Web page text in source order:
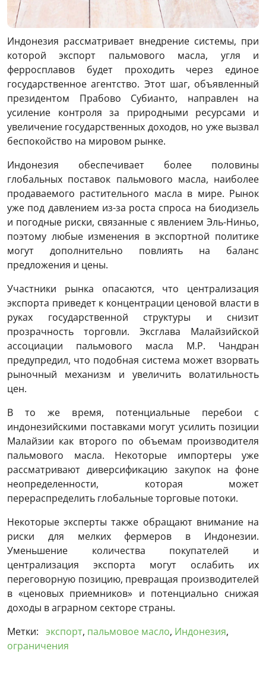
Индонезия рассматривает внедрение системы, при
которой экспорт пальмового масла, угля и
ферросплавов будет проходить через единое
государственное агентство. Этот шаг, объявленный
президентом Прабово Субианто, направлен на
усиление контроля за природными ресурсами и
увеличение государственных доходов, но уже вызвал
беспокойство на мировом рынке.
Индонезия обеспечивает более половины
глобальных поставок пальмового масла, наиболее
продаваемого растительного масла в мире. Рынок
уже под давлением из-за роста спроса на биодизель
и погодные риски, связанные с явлением Эль-Ниньо,
поэтому любые изменения в экспортной политике
могут дополнительно повлиять на баланс
предложения и цены.
Участники рынка опасаются, что централизация
экспорта приведет к концентрации ценовой власти в
руках государственной структуры и снизит
прозрачность торговли. Эксглава Малайзийской
ассоциации пальмового масла М.Р. Чандран
предупредил, что подобная система может взорвать
рыночный механизм и увеличить волатильность
цен.
В то же время, потенциальные перебои с
индонезийскими поставками могут усилить позиции
Малайзии как второго по объемам производителя
пальмового масла. Некоторые импортеры уже
рассматривают диверсификацию закупок на фоне
неопределенности, которая может
перераспределить глобальные торговые потоки.
Некоторые эксперты также обращают внимание на
риски для мелких фермеров в Индонезии.
Уменьшение количества покупателей и
централизация экспорта могут ослабить их
переговорную позицию, превращая производителей
в «ценовых приемников» и потенциально снижая
доходы в аграрном секторе страны.
Метки: экспорт, пальмовое масло, Индонезия,
ограничения